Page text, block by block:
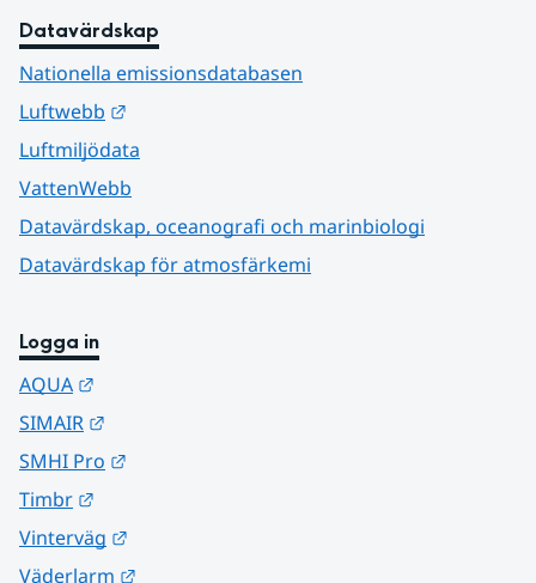
Datavärdskap
Nationella emissionsdatabasen
Luftwebb
Luftmiljödata
VattenWebb
Datavärdskap, oceanografi och marinbiologi
Datavärdskap för atmosfärkemi
Logga in
AQUA
SIMAIR
SMHI Pro
Timbr
Vinterväg
Väderlarm